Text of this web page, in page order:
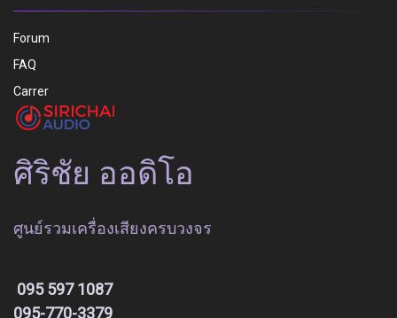
Forum
FAQ
Carrer
ศิริชัย ออดิโอ
ศูนย์รวมเครื่องเสียงครบวงจร
095 597 1087
095-770-3379